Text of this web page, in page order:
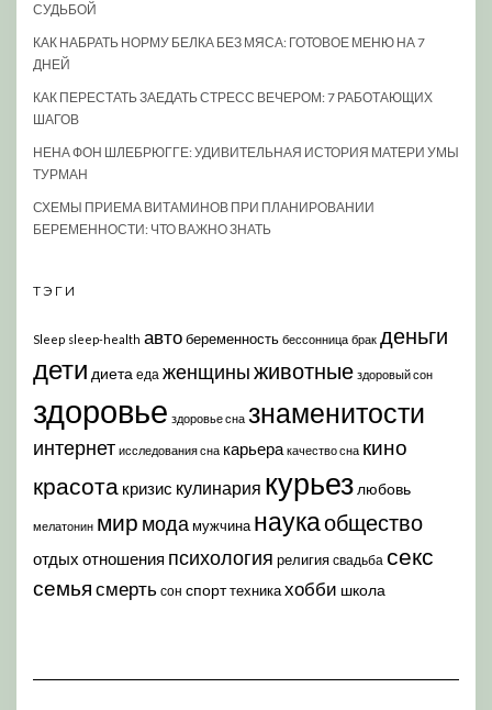
СУДЬБОЙ
КАК НАБРАТЬ НОРМУ БЕЛКА БЕЗ МЯСА: ГОТОВОЕ МЕНЮ НА 7
ДНЕЙ
КАК ПЕРЕСТАТЬ ЗАЕДАТЬ СТРЕСС ВЕЧЕРОМ: 7 РАБОТАЮЩИХ
ШАГОВ
НЕНА ФОН ШЛЕБРЮГГЕ: УДИВИТЕЛЬНАЯ ИСТОРИЯ МАТЕРИ УМЫ
ТУРМАН
СХЕМЫ ПРИЕМА ВИТАМИНОВ ПРИ ПЛАНИРОВАНИИ
БЕРЕМЕННОСТИ: ЧТО ВАЖНО ЗНАТЬ
ТЭГИ
Sleep sleep-health автобеременность бессонница брак деньги
дети диета еда женщиныживотные здоровый сон
здоровье здоровье сна знаменитости
интернет исследования сна карьера качество сна кино
красота кризис кулинария курьез любовь
мелатонин мир модамужчина наукаобщество
отдых отношения психология религия свадьба секс
семья смерть сон спорттехникахобби школа